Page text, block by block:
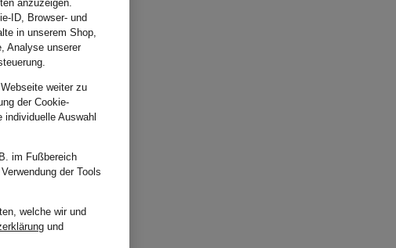
anzuzeigen.
ID, Browser- und
in unserem Shop,
Analyse unserer
weiter zu
der Cookie-
Auswahl
im Fußbereich
der Tools
welche wir und
und